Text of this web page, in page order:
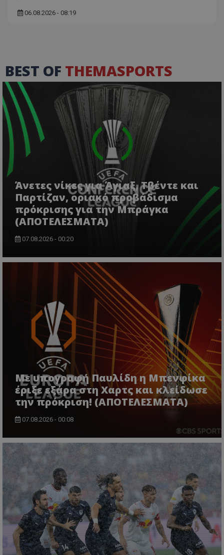
06.08.2026 - 08:19
BEST OF THEMASPORTS
Άνετες νίκες για Άγιαξ, Τβέντε και
Παρτίζαν, οριακό προβάδισμα
πρόκρισης για την Μπράγκα
(ΑΠΟΤΕΛΕΣΜΑΤΑ)
07.08.2026 - 00:20
Με υπογραφή Παυλίδη η Μπενφίκα
έριξε εξάρα στη Χαρτς και κλείδωσε
την πρόκριση! (ΑΠΟΤΕΛΕΣΜΑΤΑ)
07.08.2026 - 00:08